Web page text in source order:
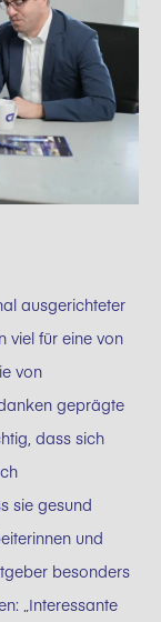
ausgerichteter
viel für eine von
von
geprägte
dass sich
sie gesund
und
besonders
„Interessante